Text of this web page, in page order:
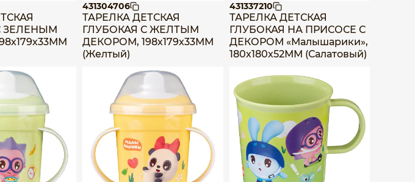
ЗЕЛЕНЫМ
431304706
ТАРЕЛКА ДЕТСКАЯ
ГЛУБОКАЯ С ЖЕЛТЫМ
ДЕКОРОМ, 198х179х33ММ
(Желтый)
431337210
ТАРЕЛКА ДЕТСКАЯ
ГЛУБОКАЯ НА ПРИСОСЕ С
ДЕКОРОМ «Малышарики»,
180х180х52ММ (Салатовый)